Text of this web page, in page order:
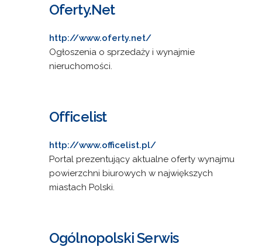
Oferty.Net
http://www.oferty.net/
Ogłoszenia o sprzedaży i wynajmie
nieruchomości.
Officelist
http://www.officelist.pl/
Portal prezentujący aktualne oferty wynajmu
powierzchni biurowych w największych
miastach Polski.
Ogólnopolski Serwis